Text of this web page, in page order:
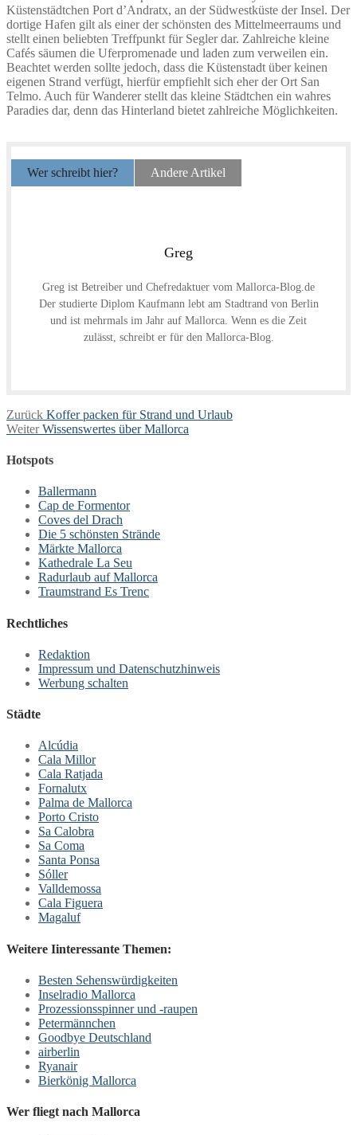
Küstenstädtchen Port d’Andratx, an der Südwestküste der Insel. Der
dortige Hafen gilt als einer der schönsten des Mittelmeerraums und
stellt einen beliebten Treffpunkt für Segler dar. Zahlreiche kleine
Cafés säumen die Uferpromenade und laden zum verweilen ein.
Beachtet werden sollte jedoch, dass die Küstenstadt über keinen
eigenen Strand verfügt, hierfür empfiehlt sich eher der Ort San
Telmo. Auch für Wanderer stellt das kleine Städtchen ein wahres
Paradies dar, denn das Hinterland bietet zahlreiche Möglichkeiten.
Wer schreibt hier? Andere Artikel
Greg
Greg ist Betreiber und Chefredaktuer vom Mallorca-Blog.de
Der studierte Diplom Kaufmann lebt am Stadtrand von Berlin
und ist mehrmals im Jahr auf Mallorca. Wenn es die Zeit
zulässt, schreibt er für den Mallorca-Blog.
Beitragsnavigation
Zurück Vorheriger
Beitrag:
Koffer packen für Strand und Urlaub
Weiter Nächster
Wissenswertes über Mallorca
Hotspots
Ballermann
Cap de Formentor
Coves del Drach
Die 5 schönsten Strände
Märkte Mallorca
Kathedrale La Seu
Radurlaub auf Mallorca
Traumstrand Es Trenc
Rechtliches
Redaktion
Impressum und Datenschutzhinweis
Werbung schalten
Städte
Alcúdia
Cala Millor
Cala Ratjada
Fornalutx
Palma de Mallorca
Porto Cristo
Sa Calobra
Sa Coma
Santa Ponsa
Sóller
Valldemossa
Cala Figuera
Magaluf
Weitere Iinteressante Themen:
Besten Sehenswürdigkeiten
Inselradio Mallorca
Prozessionsspinner und -raupen
Petermännchen
Goodbye Deutschland
airberlin
Ryanair
Bierkönig Mallorca
Wer fliegt nach Mallorca